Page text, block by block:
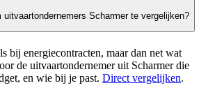
uitvaartondernemers Scharmer te vergelijken?
bij energiecontracten, maar dan net wat
de uitvaartondernemer uit Scharmer die
en wie bij je past. Direct vergelijken.